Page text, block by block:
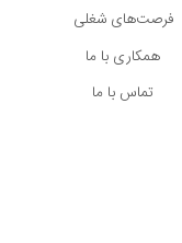
فرصت‌های شغلی
همکاری با ما
تماس با ما